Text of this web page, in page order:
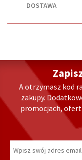
DOSTAWA
A otrzymasz kod
zakupy.
promocjach,